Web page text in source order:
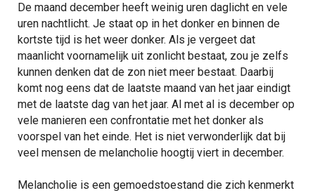
De maand december heeft weinig uren daglicht en vele
uren nachtlicht. Je staat op in het donker en binnen de
kortste tijd is het weer donker. Als je vergeet dat
maanlicht voornamelijk uit zonlicht bestaat, zou je zelfs
kunnen denken dat de zon niet meer bestaat. Daarbij
komt nog eens dat de laatste maand van het jaar eindigt
met de laatste dag van het jaar. Al met al is december op
vele manieren een confrontatie met het donker als
voorspel van het einde. Het is niet verwonderlijk dat bij
veel mensen de melancholie hoogtij viert in december.
Melancholie is een gemoedstoestand die zich kenmerkt